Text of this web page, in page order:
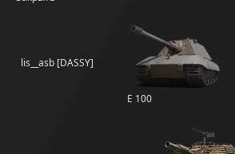
lis__asb [DASSY]
E 100